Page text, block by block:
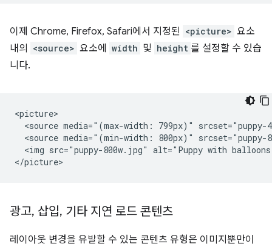
이제 Chrome, Firefox, Safari에서 지정된 <picture> 요소
내의
<source> 요소에 width 및 height 를 설정할 수 있습
니다.
<picture>
<source media="(max-width: 799px)"
<source media="(min-width: 800px)"
<img src="puppy-800w.jpg" alt="Puppy with
광고, 삽입, 기타 지연 로드 콘텐츠
레이아웃 변경을 유발할 수 있는 콘텐츠 유형은 이미지뿐만이